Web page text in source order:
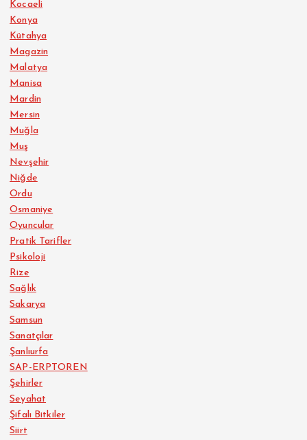
Kocaeli
Konya
Kütahya
Magazin
Malatya
Manisa
Mardin
Mersin
Muğla
Muş
Nevşehir
Niğde
Ordu
Osmaniye
Oyuncular
Pratik Tarifler
Psikoloji
Rize
Sağlık
Sakarya
Samsun
Sanatçılar
Şanlıurfa
SAP-ERPTOREN
Şehirler
Seyahat
Şifalı Bitkiler
Siirt